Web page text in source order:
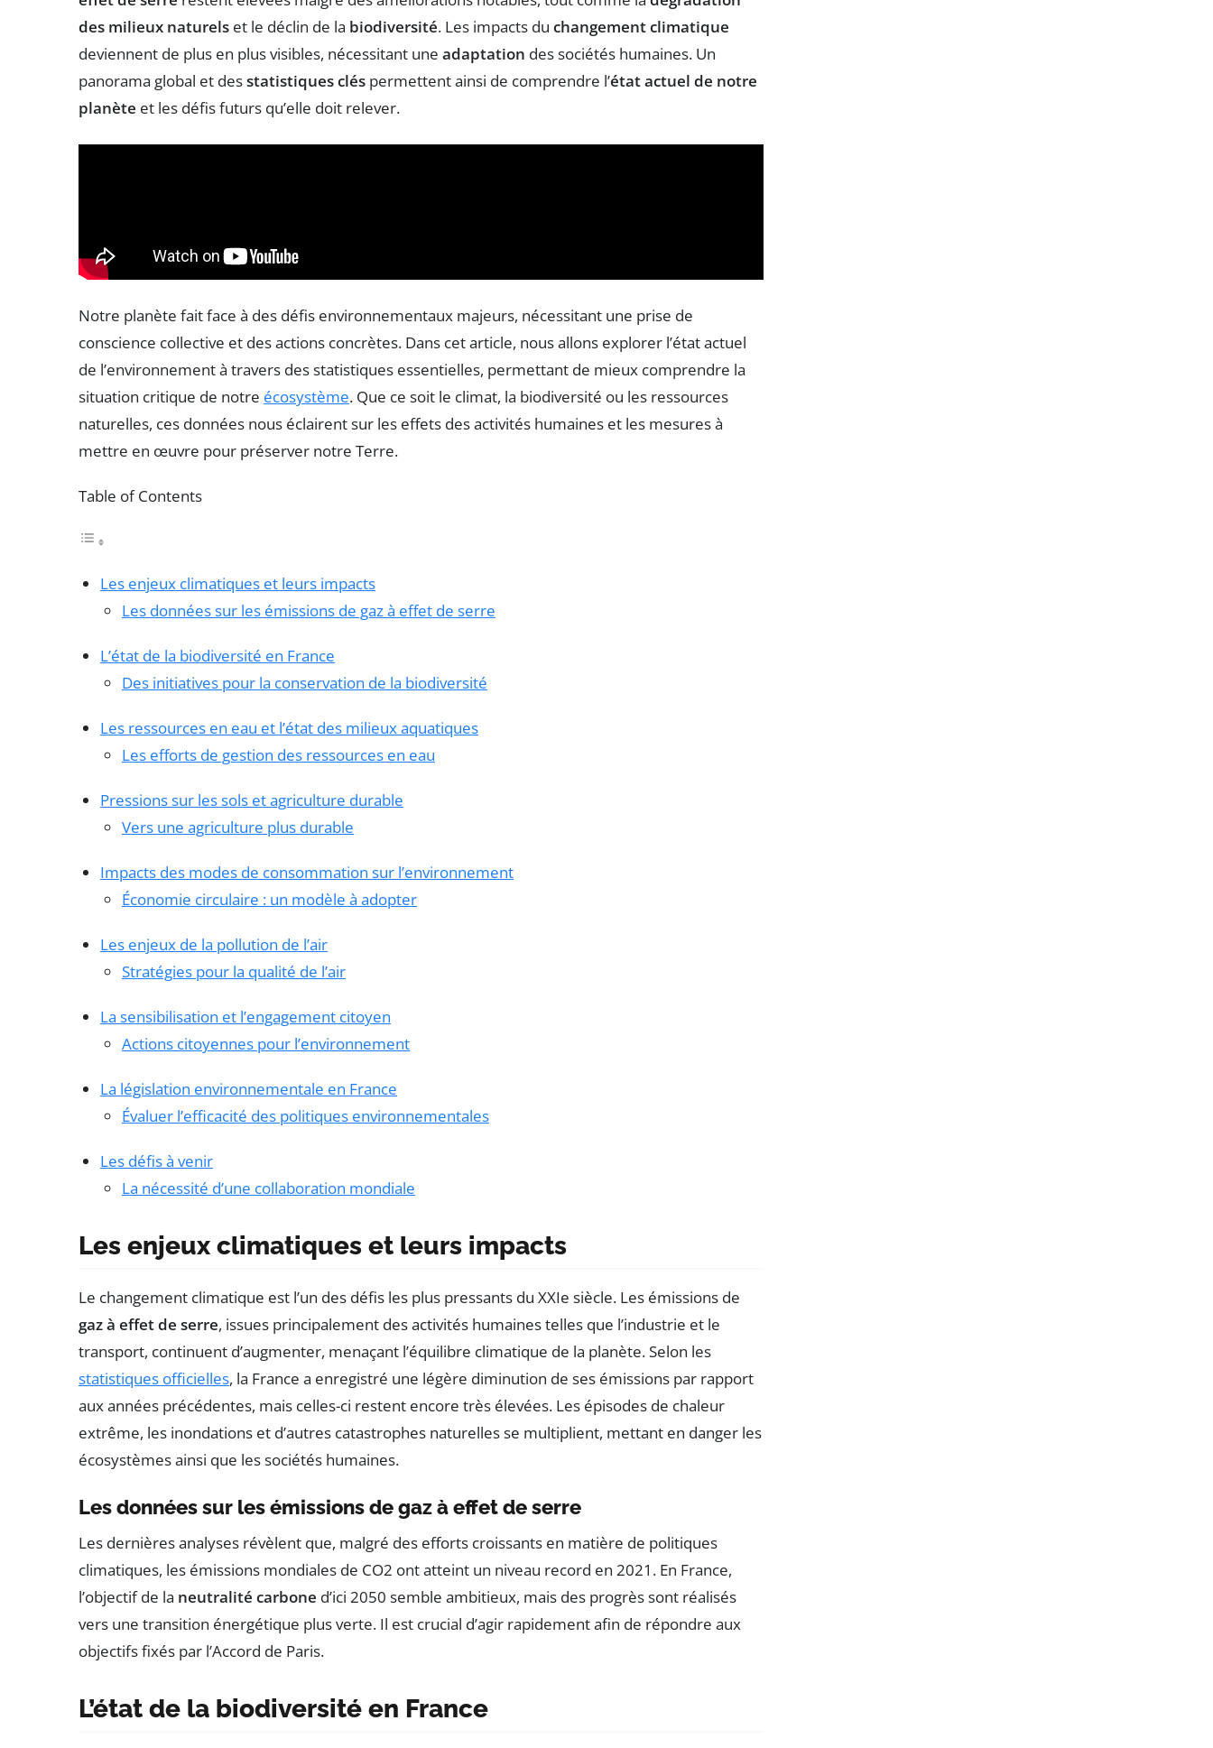
des milieux naturels et le déclin de la biodiversité. Les impacts du changement climatique
deviennent de plus en plus visibles, nécessitant une adaptation des sociétés humaines. Un
panorama global et desstatistiques clés permettent ainsi de comprendre l’état actuel de notre
planète et les défis futurs qu’elle doit relever.
Notre planète fait face à des défis environnementaux majeurs, nécessitant une prise de
conscience collective et des actions concrètes. Dans cet article, nous allons explorer l’état actuel
de l’environnement à travers des statistiques essentielles, permettant de mieux comprendre la
situation critique de notre écosystème. Que ce soit le climat, la biodiversité ou les ressources
naturelles, ces données nous éclairent sur les effets des activités humaines et les mesures à
mettre en œuvre pour préserver notre Terre.
Table of Contents
Les enjeux climatiques et leurs impacts
Les données sur les émissions de gaz à effet de serre
L’état de la biodiversité en France
Des initiatives pour la conservation de la biodiversité
Les ressources en eau et l’état des milieux aquatiques
Les efforts de gestion des ressources en eau
Pressions sur les sols et agriculture durable
Vers une agriculture plus durable
Impacts des modes de consommation sur l’environnement
Économie circulaire : un modèle à adopter
Les enjeux de la pollution de l’air
Stratégies pour la qualité de l’air
La sensibilisation et l’engagement citoyen
Actions citoyennes pour l’environnement
La législation environnementale en France
Évaluer l’efficacité des politiques environnementales
Les défis à venir
La nécessité d’une collaboration mondiale
Les enjeux climatiques et leurs impacts
Le changement climatique est l’un des défis les plus pressants du XXIe siècle. Les émissions de
gaz à effet de serre, issues principalement des activités humaines telles que l’industrie et le
transport, continuent d’augmenter, menaçant l’équilibre climatique de la planète. Selon les
statistiques officielles, la France a enregistré une légère diminution de ses émissions par rapport
aux années précédentes, mais celles-ci restent encore très élevées. Les épisodes de chaleur
extrême, les inondations et d’autres catastrophes naturelles se multiplient, mettant en danger les
écosystèmes ainsi que les sociétés humaines.
Les données sur les émissions de gaz à effet de serre
Les dernières analyses révèlent que, malgré des efforts croissants en matière de politiques
climatiques, les émissions mondiales de CO2 ont atteint un niveau record en 2021. En France,
l’objectif de la neutralité carbone d’ici 2050 semble ambitieux, mais des progrès sont réalisés
vers une transition énergétique plus verte. Il est crucial d’agir rapidement afin de répondre aux
objectifs fixés par l’Accord de Paris.
L’état de la biodiversité en France